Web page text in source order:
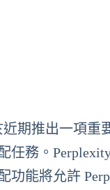
期推出一項重
任務。
功能將允許